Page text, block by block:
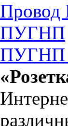
ПУГНП
ПУГНП